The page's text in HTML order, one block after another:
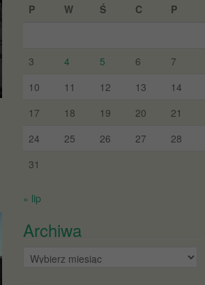
P
W Ś C P
3
4 5 6 7
10
11 12 13 14
17
18 19 20 21
24
25 26 27 28
31
« lip
Archiwa
Archiwa